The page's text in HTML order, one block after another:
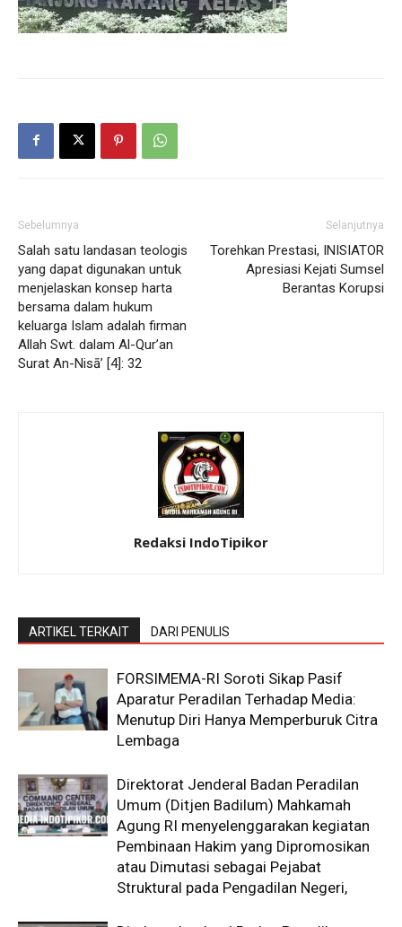
Sebelumnya
Salah satu landasan teologis
yang dapat digunakan untuk
menjelaskan konsep harta
bersama dalam hukum
keluarga Islam adalah firman
Allah Swt. dalam Al-Qur’an
Surat An-Nisā’ [4]: 32
Selanjutnya
Torehkan Prestasi, INISIATOR
Apresiasi Kejati Sumsel
Berantas Korupsi
Redaksi IndoTipikor
ARTIKEL TERKAIT DARI PENULIS
​FORSIMEMA-RI Soroti Sikap Pasif
Aparatur Peradilan Terhadap Media:
Menutup Diri Hanya Memperburuk Citra
Lembaga
Direktorat Jenderal Badan Peradilan
Umum (Ditjen Badilum) Mahkamah
Agung RI menyelenggarakan kegiatan
Pembinaan Hakim yang Dipromosikan
atau Dimutasi sebagai Pejabat
Struktural pada Pengadilan Negeri,